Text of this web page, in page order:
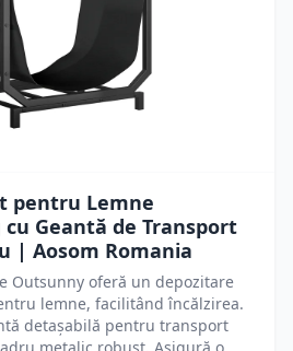
pentru Lemne
cu Geantă de Transport
| Aosom Romania
Outsunny oferă un depozitare
lemne, facilitând încălzirea.
detașabilă pentru transport